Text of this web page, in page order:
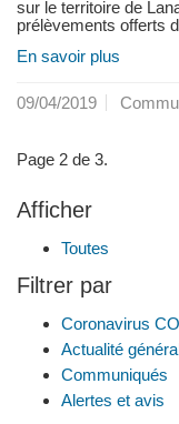
sur le territoire de
prélèvements offerts
En savoir plus
09/04/2019
Page 2 de 3.
Afficher
Toutes
Filtrer par
Coronavirus
Actualité
Communiqués
Alertes et avis